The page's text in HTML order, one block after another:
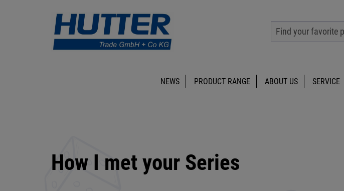
NEWS PRODUCT RANGE ABOUT US SERVICE
How I met your Series